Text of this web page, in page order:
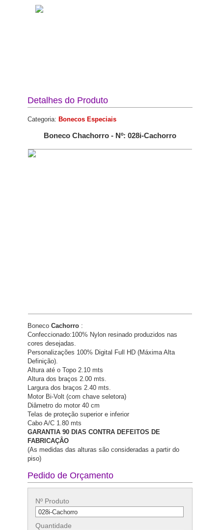
Detalhes do Produto
Categoria: Bonecos Especiais
Boneco Chachorro - Nº: 028i-Cachorro
Boneco Cachorro :
Confeccionado:100% Nylon resinado produzidos nas
cores desejadas.
Personalizações 100% Digital Full HD (Máxima Alta
Definição).
Altura até o Topo 2.10 mts
Altura dos braços 2.00 mts.
Largura dos braços 2.40 mts.
Motor Bi-Volt (com chave seletora)
Diâmetro do motor 40 cm
Telas de proteção superior e inferior
Cabo A/C 1.80 mts
GARANTIA 90 DIAS CONTRA DEFEITOS DE
FABRICAÇÂO
(As medidas das alturas são consideradas a partir do
piso)
Pedido de Orçamento
Nº Produto
Quantidade